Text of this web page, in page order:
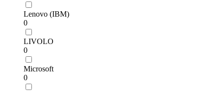
Lenovo (IBM)
0
LIVOLO
0
Microsoft
0